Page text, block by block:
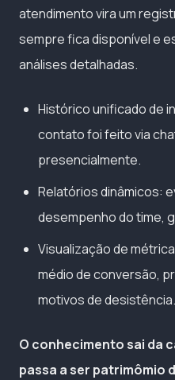
atendimento vira um
sempre fica disponível e
análises detalhadas.
Histórico unificado de
contato foi feito via
presencialmente.
Relatórios dinâmicos:
desempenho do time,
Visualização de
médio de conversão,
motivos de desistência.
O conhecimento sai da
passa a ser patrimômio